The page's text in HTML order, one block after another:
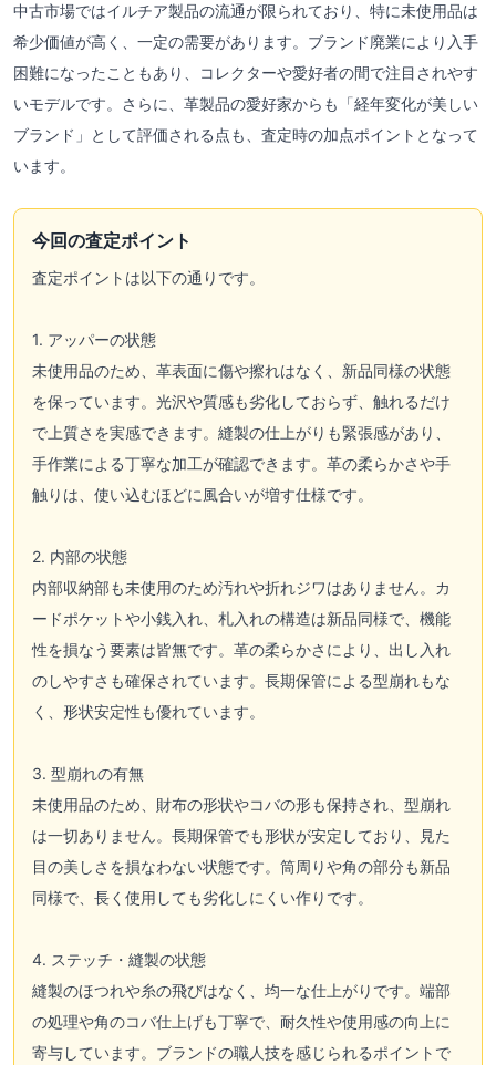
中古市場ではイルチア製品の流通が限られており、特に未使用品は
希少価値が高く、一定の需要があります。ブランド廃業により入手
困難になったこともあり、コレクターや愛好者の間で注目されやす
いモデルです。さらに、革製品の愛好家からも「経年変化が美しい
ブランド」として評価される点も、査定時の加点ポイントとなって
います。
今回の査定ポイント
査定ポイントは以下の通りです。
1. アッパーの状態
未使用品のため、革表面に傷や擦れはなく、新品同様の状態
を保っています。光沢や質感も劣化しておらず、触れるだけ
で上質さを実感できます。縫製の仕上がりも緊張感があり、
手作業による丁寧な加工が確認できます。革の柔らかさや手
触りは、使い込むほどに風合いが増す仕様です。
2. 内部の状態
内部収納部も未使用のため汚れや折れジワはありません。カ
ードポケットや小銭入れ、札入れの構造は新品同様で、機能
性を損なう要素は皆無です。革の柔らかさにより、出し入れ
のしやすさも確保されています。長期保管による型崩れもな
く、形状安定性も優れています。
3. 型崩れの有無
未使用品のため、財布の形状やコバの形も保持され、型崩れ
は一切ありません。長期保管でも形状が安定しており、見た
目の美しさを損なわない状態です。筒周りや角の部分も新品
同様で、長く使用しても劣化しにくい作りです。
4. ステッチ・縫製の状態
縫製のほつれや糸の飛びはなく、均一な仕上がりです。端部
の処理や角のコバ仕上げも丁寧で、耐久性や使用感の向上に
寄与しています。ブランドの職人技を感じられるポイントで